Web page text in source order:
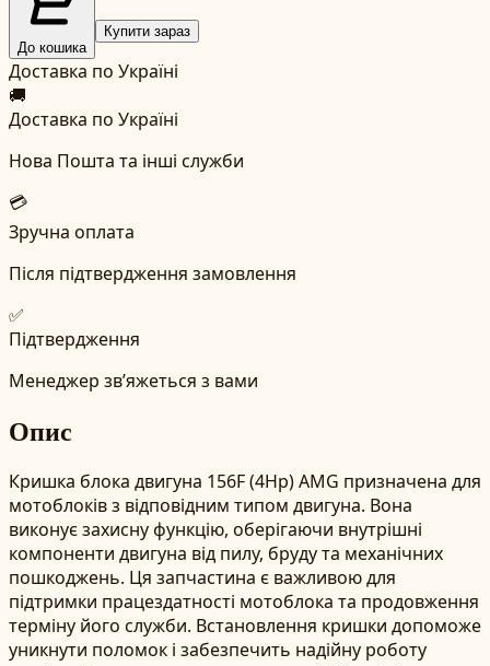
До кошика
Купити зараз
Доставка по Україні
🚚
Доставка по Україні
Нова Пошта та інші служби
💳
Зручна оплата
Після підтвердження замовлення
✅
Підтвердження
Менеджер зв’яжеться з вами
Опис
Кришка блока двигуна 156F (4Hp) AMG призначена для
мотоблоків з відповідним типом двигуна. Вона
виконує захисну функцію, оберігаючи внутрішні
компоненти двигуна від пилу, бруду та механічних
пошкоджень. Ця запчастина є важливою для
підтримки працездатності мотоблока та продовження
терміну його служби. Встановлення кришки допоможе
уникнути поломок і забезпечить надійну роботу